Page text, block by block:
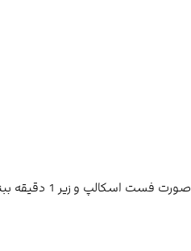
در بروکرهای دارای کمیسیون مانند لایت فارکس و آلپاری معامله‌گر مجاز است که معاملات خود